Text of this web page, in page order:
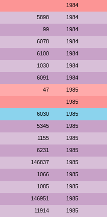
1984
5898 1984
99 1984
6078 1984
6100 1984
1030 1984
6091 1984
47 1985
1985
6030 1985
5345 1985
1155 1985
6231 1985
146837 1985
1066 1985
1085 1985
146951 1985
11914 1985